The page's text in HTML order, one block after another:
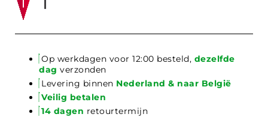
Op werkdagen voor 12:00 besteld, dezelfde
dag verzonden
Levering binnen Nederland & naar België
Veilig betalen
14 dagen retourtermijn